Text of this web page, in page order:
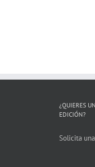
¿QUIERES
EDICIÓN?
Solicita